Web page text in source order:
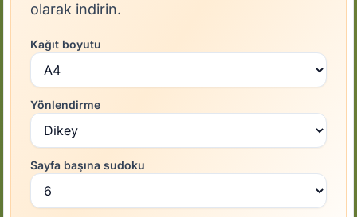
olarak indirin.
Kağıt boyutu
Yönlendirme
Sayfa başına sudoku